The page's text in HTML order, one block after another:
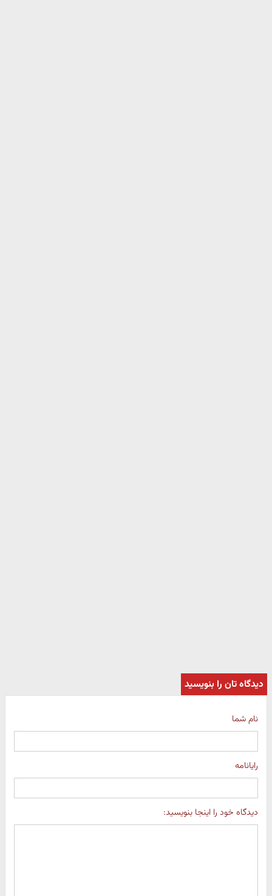
دیدگاه تان را بنویسید
نام شما
رایانامه
دیدگاه خود را اینجا بنویسید: